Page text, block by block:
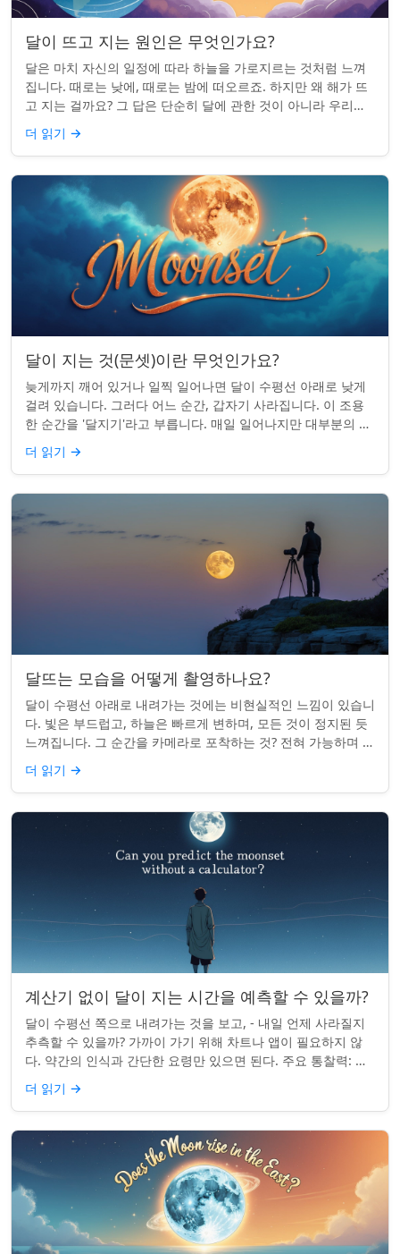
달이 뜨고 지는 원인은 무엇인가요?
달은 마치 자신의 일정에 따라 하늘을 가로지르는 것처럼 느껴
집니다. 때로는 낮에, 때로는 밤에 떠오르죠. 하지만 왜 해가 뜨
고 지는 걸까요? 그 답은 단순히 달에 관한 것이 아니라 우리에
관한 것입니다. 핵심 통찰:...
더 읽기 →
달이 지는 것(문셋)이란 무엇인가요?
늦게까지 깨어 있거나 일찍 일어나면 달이 수평선 아래로 낮게
걸려 있습니다. 그러다 어느 순간, 갑자기 사라집니다. 이 조용
한 순간을 '달지기'라고 부릅니다. 매일 일어나지만 대부분의 사
람들은 놓치곤 합니다. 핵심 ...
더 읽기 →
달뜨는 모습을 어떻게 촬영하나요?
달이 수평선 아래로 내려가는 것에는 비현실적인 느낌이 있습니
다. 빛은 부드럽고, 하늘은 빠르게 변하며, 모든 것이 정지된 듯
느껴집니다. 그 순간을 카메라로 포착하는 것? 전혀 가능하며 가
치가 있습니다. 간단한 팁:...
더 읽기 →
계산기 없이 달이 지는 시간을 예측할 수 있을까?
달이 수평선 쪽으로 내려가는 것을 보고, - 내일 언제 사라질지
추측할 수 있을까? 가까이 가기 위해 차트나 앱이 필요하지 않
다. 약간의 인식과 간단한 요령만 있으면 된다. 주요 통찰력: 오
늘의 달 뜨는 시간을 알고...
더 읽기 →